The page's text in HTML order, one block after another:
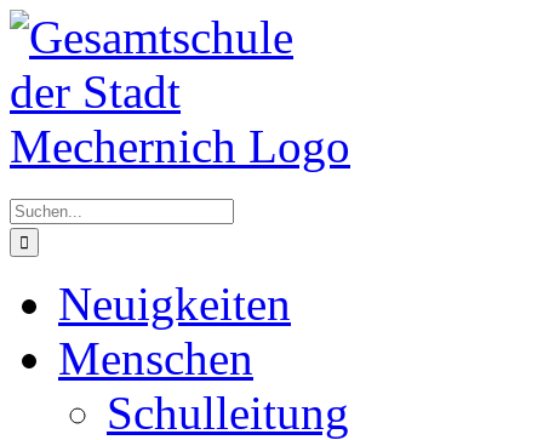
Zum
Inhalt
springen
nach:
Neuigkeiten
Menschen
Schulleitung